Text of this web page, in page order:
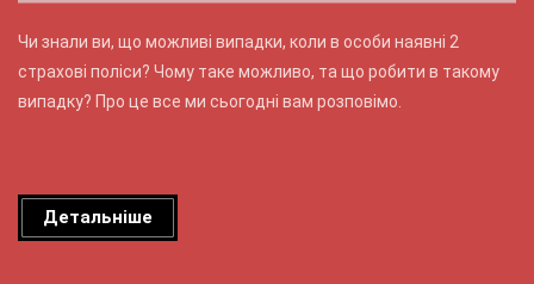
Чи знали ви, що можливі випадки, коли в особи наявні 2
страхові поліси? Чому таке можливо, та що робити в такому
випадку? Про це все ми сьогодні вам розповімо.
Детальніше